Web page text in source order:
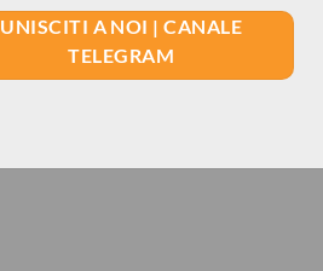
UNISCITI A NOI | CANALE
TELEGRAM